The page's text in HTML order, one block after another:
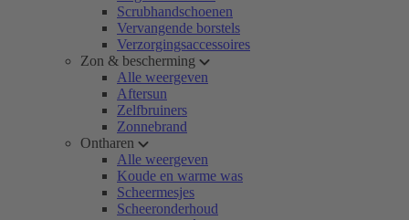
Scrubhandschoenen
Vervangende borstels
Verzorgingsaccessoires
Zon & bescherming
Alle weergeven
Aftersun
Zelfbruiners
Zonnebrand
Ontharen
Alle weergeven
Koude en warme was
Scheermesjes
Scheeronderhoud